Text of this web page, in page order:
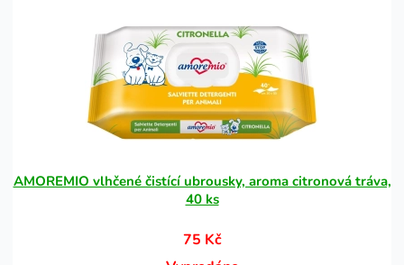
AMOREMIO vlhčené čistící ubrousky, aroma citronová tráva,
40 ks
75 Kč